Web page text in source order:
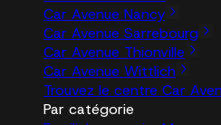
Car Avenue Nancy
Car Avenue Sarrebourg
Car Avenue Thionville
Car Avenue Wittlich
Trouvez le centre Car
Par catégorie